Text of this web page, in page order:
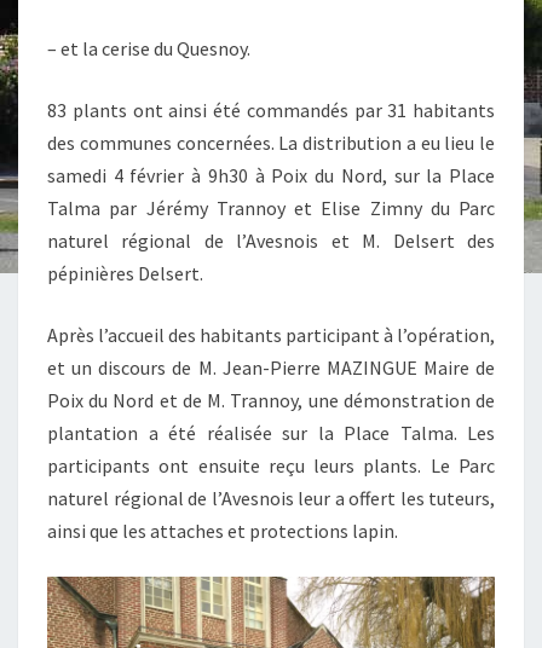
– et la cerise du Quesnoy.
83 plants ont ainsi été commandés par 31 habitants
des communes concernées. La distribution a eu lieu le
samedi 4 février à 9h30 à Poix du Nord, sur la Place
Talma par Jérémy Trannoy et Elise Zimny du Parc
naturel régional de l’Avesnois et M. Delsert des
pépinières Delsert.
Après l’accueil des habitants participant à l’opération,
et un discours de M. Jean-Pierre MAZINGUE Maire de
Poix du Nord et de M. Trannoy, une démonstration de
plantation a été réalisée sur la Place Talma. Les
participants ont ensuite reçu leurs plants. Le Parc
naturel régional de l’Avesnois leur a offert les tuteurs,
ainsi que les attaches et protections lapin.